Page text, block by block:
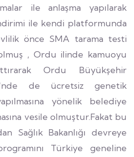
ile anlaşma yapılarak
ile kendi platformunda
önce SMA tarama testi
, Ordu ilinde kamuoyu
Ordu Büyükşehir
de ücretsiz genetik
yönelik belediye
vesile olmuştur.Fakat bu
Sağlık Bakanlığı devreye
Türkiye geneline